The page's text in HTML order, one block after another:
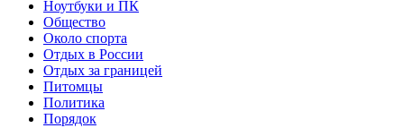
Ноутбуки и ПК
Общество
Около спорта
Отдых в России
Отдых за границей
Питомцы
Политика
Порядок